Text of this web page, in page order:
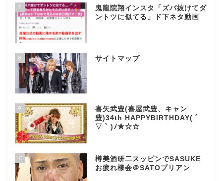
7
鬼龍院翔インスタ「ズバ抜けてダ
ントツに似てる」ド下ネタ動画
8 サイトマップ
9
喜矢武豊(喜屋武豊、キャン
豊)34th HAPPYBIRTHDAY( ´
▽ ` )ﾉ★☆☆
10
樽美酒研二スッピンでSASUKE
お疲れ様会＠SATOブリアン